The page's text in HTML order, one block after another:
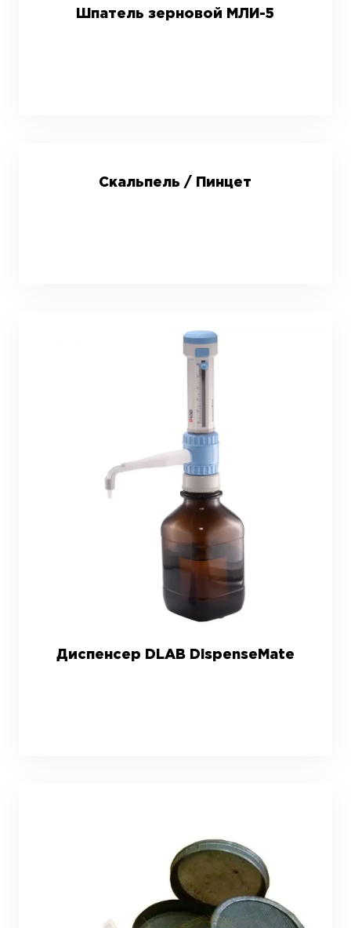
Шпатель зерновой МЛИ-5
Скальпель / Пинцет
Диспенсер DLAB DispenseMate